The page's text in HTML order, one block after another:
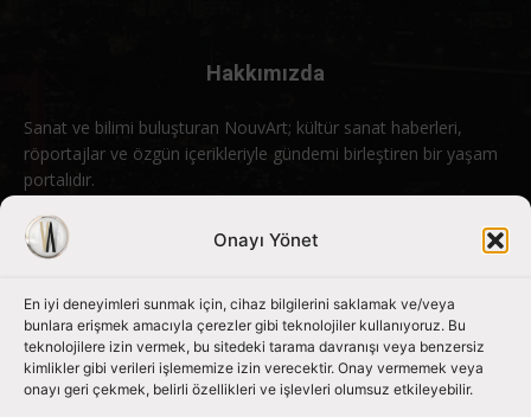
Onayı Yönet
En iyi deneyimleri sunmak için, cihaz bilgilerini saklamak ve/veya
bunlara erişmek amacıyla çerezler gibi teknolojiler kullanıyoruz. Bu
teknolojilere izin vermek, bu sitedeki tarama davranışı veya benzersiz
kimlikler gibi verileri işlememize izin verecektir. Onay vermemek veya
onayı geri çekmek, belirli özellikleri ve işlevleri olumsuz etkileyebilir.
Hakkımızda
Sanat ve bilimi buluşturan NouvArt; kültür sanat haberleri,
röportajlar ve özgün içerikleriyle gündemi birleştiren bir yaşam
portalıdır.
Bizimle iletişime geçin: info@nouvart.net
Bizi Takip Edin